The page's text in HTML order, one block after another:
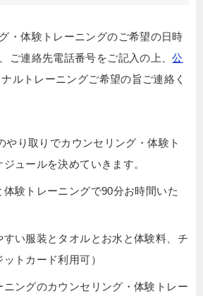
・体験トレーニングのご希望の日時
ご連絡先電話番号をご記入の上、公
ルトレーニングご希望の旨ご連絡く
やり取りでカウンセリング・体験ト
ュールを決めていきます。
体験トレーニングで90分お時間いた
すい服装とタオルとお水と体験料、チ
トカード利用可）
ニングのカウンセリング・体験トレー